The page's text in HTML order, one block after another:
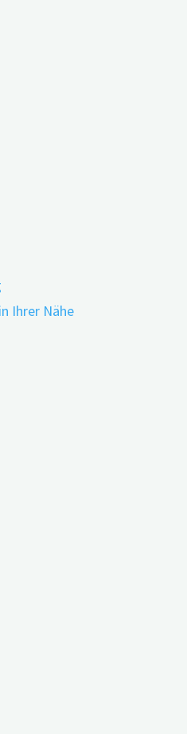
Ihrer Nähe
erste
bei Menschen mit
(EMA) den
für eine Behandlung
Antikörper“ und richtet
in Verbindung